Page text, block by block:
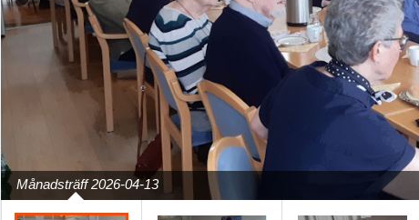
Månadsträff 2026-04-13
Previous